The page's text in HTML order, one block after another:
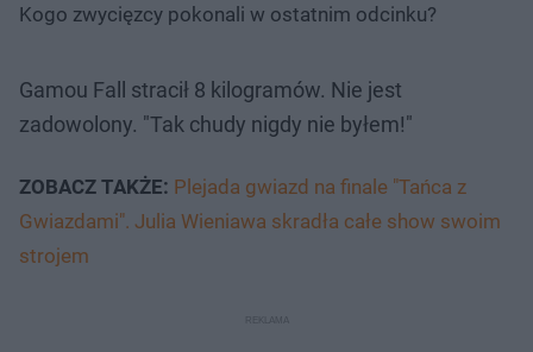
Kogo zwycięzcy pokonali w ostatnim odcinku?
Gamou Fall stracił 8 kilogramów. Nie jest
zadowolony. "Tak chudy nigdy nie byłem!"
ZOBACZ TAKŻE: Plejada gwiazd na finale "Tańca z
Gwiazdami". Julia Wieniawa skradła całe show swoim
strojem